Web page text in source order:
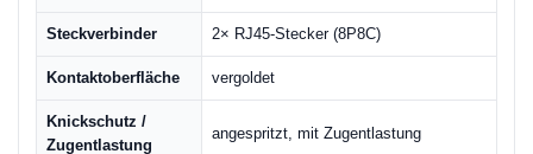
Steckverbinder 2× RJ45-Stecker (8P8C)
Kontaktoberfläche vergoldet
Knickschutz /
Zugentlastung
angespritzt, mit Zugentlastung